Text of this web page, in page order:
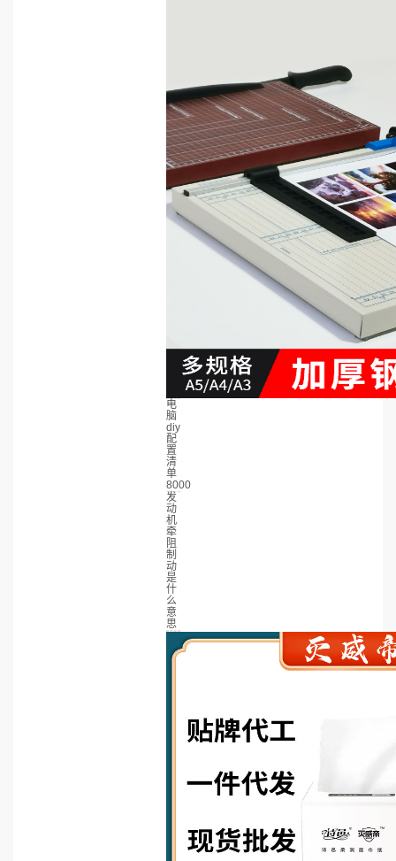
电
脑
diy
配
置
清
单
8000
发
动
机
牵
阻
制
动
是
什
么
意
思